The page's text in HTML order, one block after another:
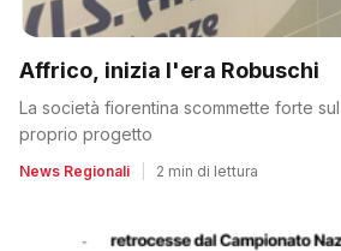
Affrico, inizia l'era Robuschi
La società fiorentina scommette forte
proprio progetto
News Regionali 2 min di lettura